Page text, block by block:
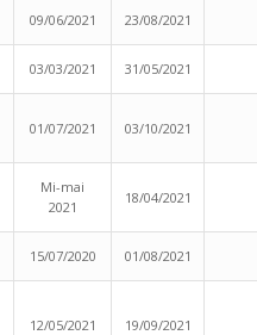
09/06/2021 23/08/2021
03/03/2021 31/05/2021
01/07/2021 03/10/2021
Mi-mai
2021
18/04/2021
15/07/2020 01/08/2021
12/05/2021 19/09/2021